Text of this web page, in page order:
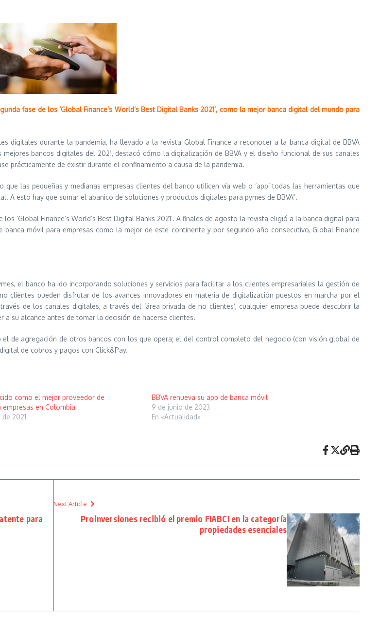
fase de los ‘Global Finance’s World’s Best Digital Banks 2021’, como la mejor banca digital del mundo para
digitales durante la pandemia, ha llevado a la revista Global Finance a reconocer a la banca digital de BBVA
bancos digitales del 2021, destacó cómo la digitalización de BBVA y el diseño funcional de sus canales
prácticamente de existir durante el confinamiento a causa de la pandemia.
las pequeñas y medianas empresas clientes del banco utilicen vía web o ‘app’ todas las herramientas que
A esto hay que sumar el abanico de soluciones y productos digitales para pymes de BBVA”.
‘Global Finance’s World’s Best Digital Banks 2021’. A finales de agosto la revista eligió a la banca digital para
móvil para empresas como la mejor de este continente y por segundo año consecutivo, Global Finance
el banco ha ido incorporando soluciones y servicios para facilitar a los clientes empresariales la gestión de
clientes pueden disfrutar de los avances innovadores en materia de digitalización puestos en marcha por el
de los canales digitales, a través del ‘área privada de no clientes’, cualquier empresa puede descubrir la
a su alcance antes de tomar la decisión de hacerse clientes.
de agregación de otros bancos con los que opera; el del control completo del negocio (con visión global de
de cobros y pagos con Click&Pay.
como el mejor proveedor de
empresas en Colombia
2021
BBVA renueva su app de banca móvil
9 de junio de 2023
En «Actualidad»
para
Next Article
Proinversiones recibió el premio FIABCI en la categoría
propiedades esenciales